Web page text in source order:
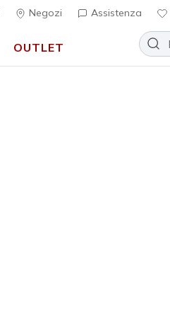
Negozi Assistenza
OUTLET